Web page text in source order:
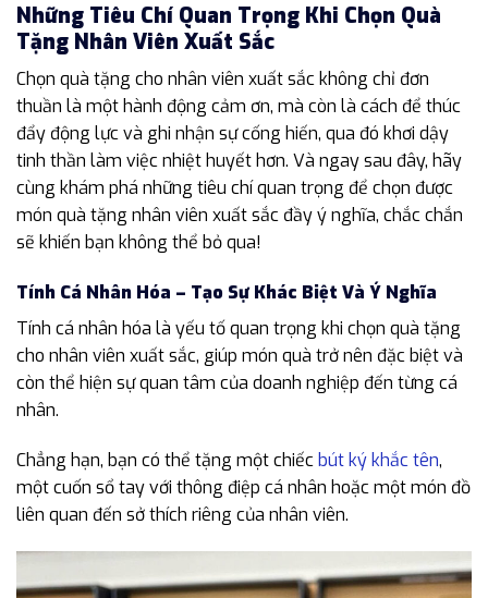
Những Tiêu Chí Quan Trọng Khi Chọn Quà
Tặng Nhân Viên Xuất Sắc
Chọn quà tặng cho nhân viên xuất sắc không chỉ đơn
thuần là một hành động cảm ơn, mà còn là cách để thúc
đẩy động lực và ghi nhận sự cống hiến, qua đó khơi dậy
tinh thần làm việc nhiệt huyết hơn. Và ngay sau đây, hãy
cùng khám phá những tiêu chí quan trọng để chọn được
món quà tặng nhân viên xuất sắc đầy ý nghĩa, chắc chắn
sẽ khiến bạn không thể bỏ qua!
Tính Cá Nhân Hóa – Tạo Sự Khác Biệt Và Ý Nghĩa
Tính cá nhân hóa là yếu tố quan trọng khi chọn quà tặng
cho nhân viên xuất sắc, giúp món quà trở nên đặc biệt và
còn thể hiện sự quan tâm của doanh nghiệp đến từng cá
nhân.
Chẳng hạn, bạn có thể tặng một chiếc bút ký khắc tên,
một cuốn sổ tay với thông điệp cá nhân hoặc một món đồ
liên quan đến sở thích riêng của nhân viên.